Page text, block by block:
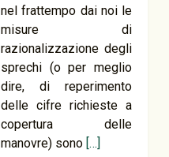
nel frattempo dai noi le
misure di
razionalizzazione degli
sprechi (o per meglio
dire, di reperimento
delle cifre richieste a
copertura delle
manovre) sono […]